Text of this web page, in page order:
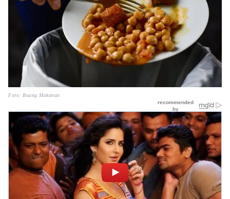
Foto: Buang Makanan